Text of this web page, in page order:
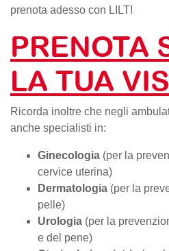
prenota adesso con LILT!
PRENOTA
LA TUA
Ricorda inoltre che negli
anche specialisti in:
Ginecologia (per la
cervice uterina)
Dermatologia (per la
pelle)
Urologia (per la
e del pene)